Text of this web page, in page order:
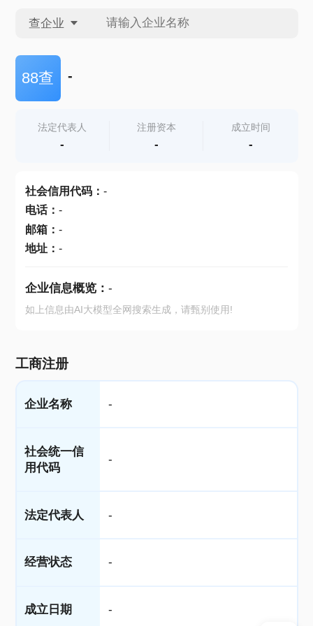
查企业
查企业
查产地
88查 -
法定代表人
-
注册资本
-
成立时间
-
社会信用代码： -
电话： -
邮箱： -
地址： -
企业信息概览： -
如上信息由AI大模型全网搜索生成，请甄别使用!
工商注册
企业名称 -
社会统一信
用代码
-
法定代表人 -
经营状态 -
成立日期 -